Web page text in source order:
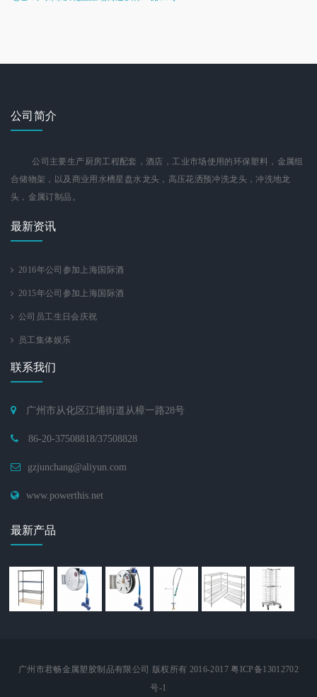
公司简介
公司主要生产厨房工程配套，酒店，工业市场使用的环保塑料，金属组
合储物架，以及商业用水槽星盘水龙头，高压花洒预冲洗龙头，冲洗地龙
头，金属订制品。
最新资讯
2016年公司参加上海国际酒
2015年公司参加上海国际酒
公司员工生日会庆祝
员工集体娱乐
联系我们
广州市从化区江埔街道从樟一路28号
86-20-37508818/37508828
gzjunchang@aliyun.com
www.powerthis.net
最新产品
广州市君畅金属塑胶制品有限公司 版权所有 2016-2017 粤ICP备13012702
号-1